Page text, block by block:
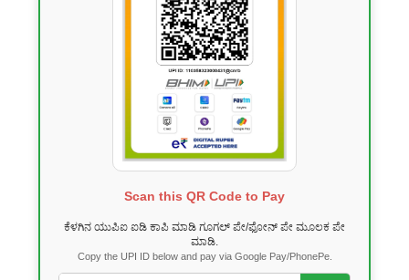
Scan this QR Code to Pay
ಕೆಳಗಿನ ಯುಪಿಐ ಐಡಿ ಕಾಪಿ ಮಾಡಿ ಗೂಗಲ್ ಪೇ/ಫೋನ್ ಪೇ ಮೂಲಕ ಪೇ
ಮಾಡಿ.
Copy the UPI ID below and pay via Google Pay/PhonePe.